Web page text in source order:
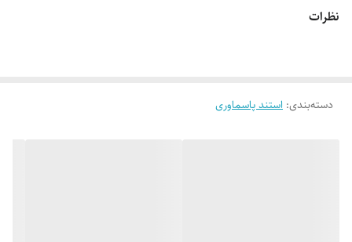
نمونه دیگری دقیقاً مثل اون وجود ندارد
نظرات
دسته‌بندی: استند پاسماوری